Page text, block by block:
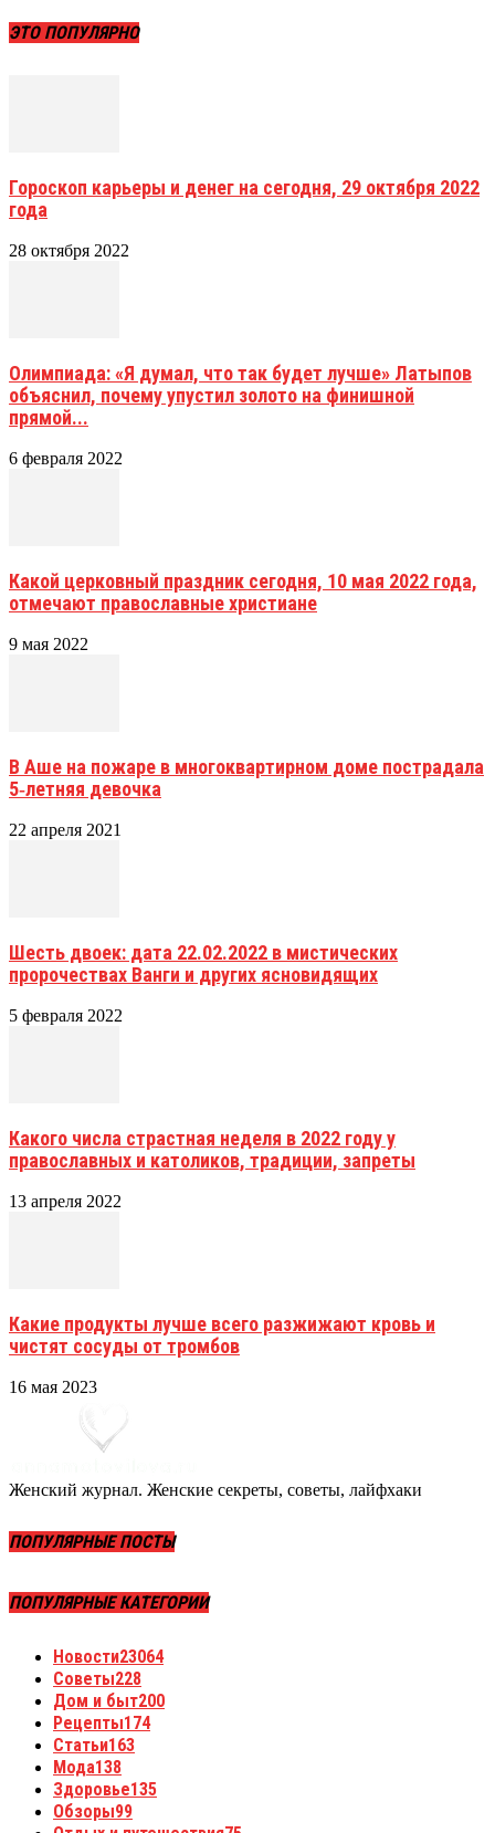
ЭТО ПОПУЛЯРНО
Гороскоп карьеры и денег на сегодня, 29 октября 2022
года
28 октября 2022
Олимпиада: «Я думал, что так будет лучше» Латыпов
объяснил, почему упустил золото на финишной
прямой...
6 февраля 2022
Какой церковный праздник сегодня, 10 мая 2022 года,
отмечают православные христиане
9 мая 2022
В Аше на пожаре в многоквартирном доме пострадала
5‑летняя девочка
22 апреля 2021
Шесть двоек: дата 22.02.2022 в мистических
пророчествах Ванги и других ясновидящих
5 февраля 2022
Какого числа страстная неделя в 2022 году у
православных и католиков, традиции, запреты
13 апреля 2022
Какие продукты лучше всего разжижают кровь и
чистят сосуды от тромбов
16 мая 2023
Женский журнал. Женские секреты, советы, лайфхаки
ПОПУЛЯРНЫЕ ПОСТЫ
ПОПУЛЯРНЫЕ КАТЕГОРИИ
Новости23064
Советы228
Дом и быт200
Рецепты174
Статьи163
Мода138
Здоровье135
Обзоры99